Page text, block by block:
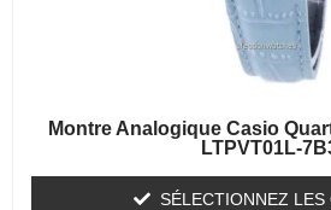
Montre Analogique Casio
LTPVT01L-
SÉLECTIONNEZ LES